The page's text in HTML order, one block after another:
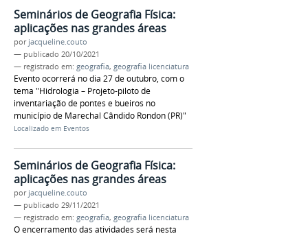
Seminários de Geografia Física:
aplicações nas grandes áreas
por jacqueline.couto
— publicado 20/10/2021
— registrado em: geografia, geografia licenciatura
Evento ocorrerá no dia 27 de outubro, com o
tema "Hidrologia – Projeto-piloto de
inventariação de pontes e bueiros no
município de Marechal Cândido Rondon (PR)"
Localizado em Eventos
Seminários de Geografia Física:
aplicações nas grandes áreas
por jacqueline.couto
— publicado 29/11/2021
— registrado em: geografia, geografia licenciatura
O encerramento das atividades será nesta